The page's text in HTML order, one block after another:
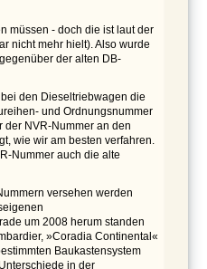
müssen - doch die ist laut der
nicht mehr hielt). Also wurde
der alten DB-
den Dieseltriebwagen die
und Ordnungsnummer
der NVR-Nummer an den
wie wir am besten verfahren.
Nummer auch die alte
versehen werden
um 2008 herum standen
»Coradia Continental«
Baukastensystem
in der